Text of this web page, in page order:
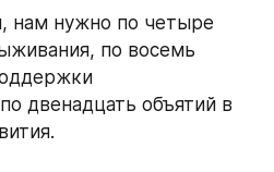
нам нужно по четыре
по восемь
двенадцать объятий в